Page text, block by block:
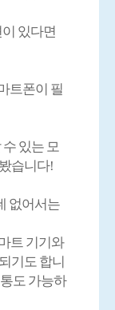
있다면
트폰이 필
있는 모
습니다!
없어서는
트 기기와
기도 합니
도 가능하